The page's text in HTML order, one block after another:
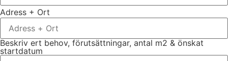
Adress + Ort
Beskriv ert behov, förutsättningar, antal m2 & önskat
startdatum